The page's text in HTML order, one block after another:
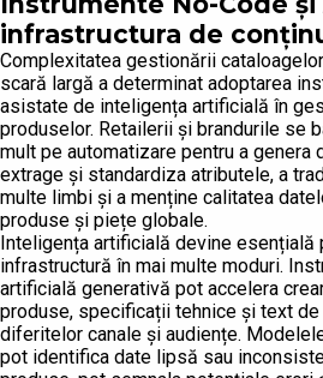
infrastructura de
Complexitatea gestionării
scară largă a determinat adoptarea
asistate de inteligența artificială în
produselor. Retailerii și brandurile se
mult pe automatizare pentru a genera
extrage și standardiza atributele, a
multe limbi și a menține calitatea
produse și piețe globale.
Inteligența artificială devine esențială
infrastructură în mai multe moduri.
artificială generativă pot accelera
produse, specificații tehnice și text
diferitelor canale și audiențe.
pot identifica date lipsă sau